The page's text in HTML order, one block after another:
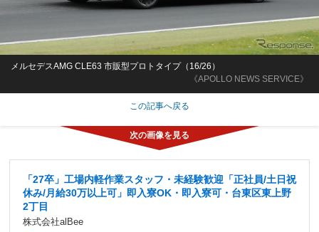
《APOLLO NEWS SERVICE》
メルセデスAMG CLE63 市販型プロトタイプ（16/26）
この記事へ戻る
「27卒」工場内軽作業スタッフ・未経験歓迎「正社員/土日祝
休み/月給30万以上可」即入寮OK・即入寮可・台東区東上野
2丁目
株式会社alBee